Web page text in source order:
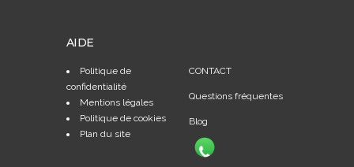
AIDE
Politique de
confidentialité
Mentions légales
Politique de cookies
Plan du site
CONTACT
Questions fréquentes
Blog